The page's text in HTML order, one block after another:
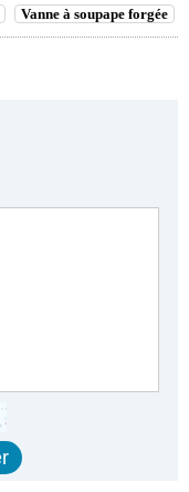
Vanne à soupape forgée